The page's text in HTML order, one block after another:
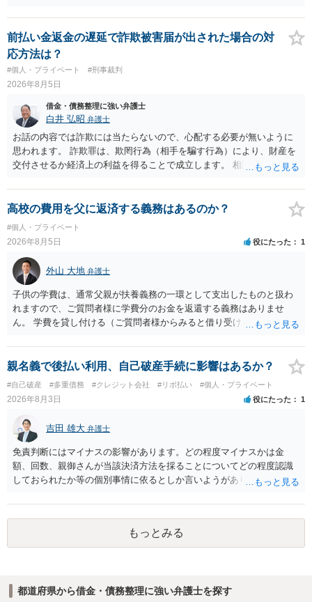
がいいとは思います。 そもそも、特殊詐欺関係なく旦那さんの行為
は法に触れる可能性もあります。 ＞100万を支払わず穏便に和解する
ことは可能でしょうか？ →一般的には難しいです。相談者さんも１０
０万円の被害を受けたとして、１円も払わないで和解したいと言われ
たら、 できるだけ重い刑罰を与えて欲しい、と思われるのではない
でしょうか。 ＞弁護士さんに入ってもらうことで支払額が下がること
はありますか？ そこはあり得ます、ただ、弁護士費用かけるならその
分賠償に回すことも考えられるので、 兼ね合いは考えてみましょう。
前払い金返金の遅延で詐欺被害届が出された場合の対
応方法は？
#個人・プライベート #刑事裁判
2026年8月5日
借金・債務整理に強い弁護士
白井 弘昭 弁護士
お話の内容では詐欺には当たらないので、心配する必要が無いように
思われます。 詐欺罪は、欺罔行為（相手を騙す行為）により、財産を
交付させるか経済上の利益を得ることで成立します。 相談者さんは、
ので、詐欺罪の実行行為性が無く罪に問うことはできません。 おそら
く、相手が真実を話せば警察も取り合わないと思いますが、虚偽の内
容を述べた場合は、捜査はあるかもしれません。 ただし、捜査におい
て、真実を説明すれば、「ちゃんと返しなさいよ」程度の注意で済む
ことだと思われます。 また、返せるお金が無いのであれば、返せない
のは致し方ありません。真摯に分割して支払うことを相手に告げてい
くのみでしょう。 以上、ご参考まで。
高校の費用を父に返済する義務はあるのか？
#個人・プライベート
2026年8月5日 役にたった 1
外山 大地 弁護士
子供の学費は、通常父親が扶養義務の一環として支出したものと扱わ
れますので、ご質問者様に学費分のお金を返還する義務はありませ
ん。 学費を貸し付ける（ご質問者様からみると借り受ける）といった
ょう。
親名義で後払い利用、自己破産手続に影響はあるか？
#自己破産 #多重債務 #クレジット会社 #リボ払い #個人・プライベート
2026年8月3日 役にたった 1
吉田 雄大 弁護士
免責判断にはマイナスの影響があります。どの程度マイナスかは金
額、回数、親御さんが当該決済方法を採ることについてどの程度認識
しておられたか等の個別事情に依るとしか言いようがありません。 と
なって相談し、善後策を考えることをお勧めします。
もっとみる
都道府県から借金・債務整理に強い弁護士を探す